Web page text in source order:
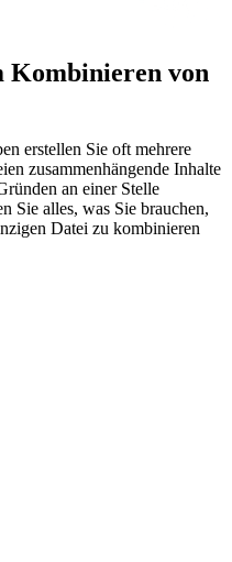
Kombinieren von
erstellen Sie oft mehrere
zusammenhängende Inhalte
an einer Stelle
Sie alles, was Sie brauchen,
Datei zu kombinieren